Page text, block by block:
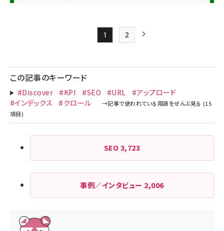
送
り
Page
1
Page
2
この記事のキーワード
#Discover #KPI #SEO #URL
#アップロード
#インデックス
#クロール
SEO 3,723
事例／インタビュー 2,006